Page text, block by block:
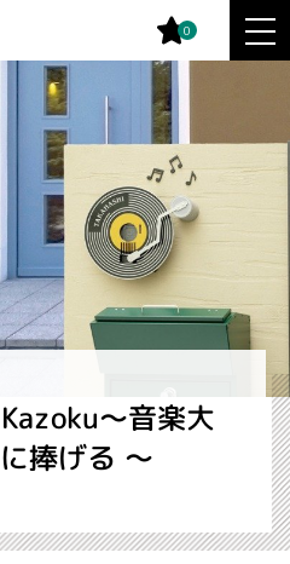
0
～音楽大
捧げる ～